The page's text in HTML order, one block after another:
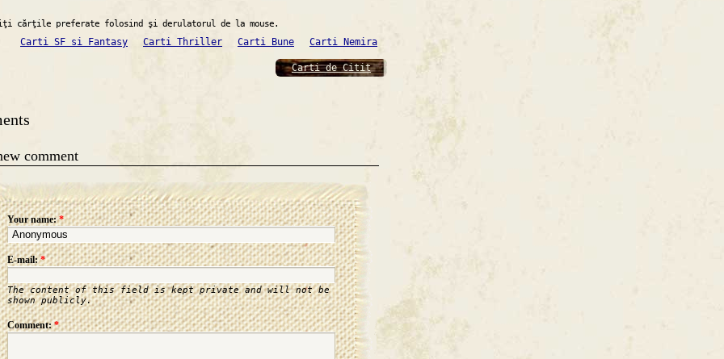
cărţile preferate folosind şi derulatorul de la mouse.
Carti SF si Fantasy Carti Thriller Carti Bune Carti Nemira
Carti de Citit
comment
Your name:*
E-mail:*
The content of this field is kept private and will not be
shown publicly.
Comment:*